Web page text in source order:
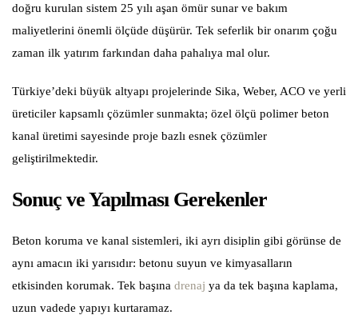
doğru kurulan sistem 25 yılı aşan ömür sunar ve bakım
maliyetlerini önemli ölçüde düşürür. Tek seferlik bir onarım çoğu
zaman ilk yatırım farkından daha pahalıya mal olur.
Türkiye’deki büyük altyapı projelerinde Sika, Weber, ACO ve yerli
üreticiler kapsamlı çözümler sunmakta; özel ölçü polimer beton
kanal üretimi sayesinde proje bazlı esnek çözümler
geliştirilmektedir.
Sonuç ve Yapılması Gerekenler
Beton koruma ve kanal sistemleri, iki ayrı disiplin gibi görünse de
aynı amacın iki yarısıdır: betonu suyun ve kimyasalların
etkisinden korumak. Tek başına drenaj ya da tek başına kaplama,
uzun vadede yapıyı kurtaramaz.